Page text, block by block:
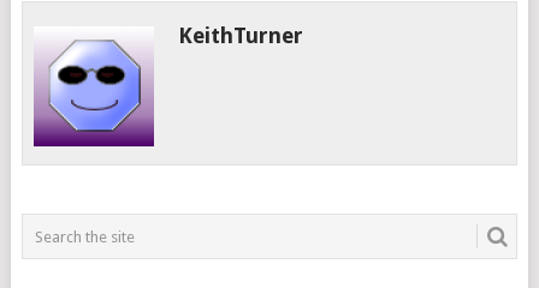
KeithTurner